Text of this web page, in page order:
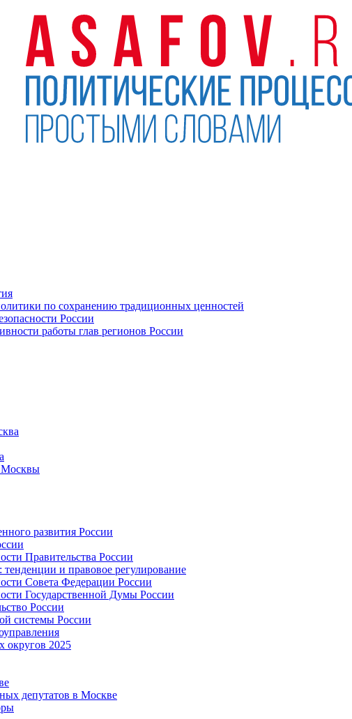
по сохранению традиционных ценностей
России
работы глав регионов России
Москвы
развития России
Правительства России
и правовое регулирование
Совета Федерации России
Государственной Думы России
России
системы России
округов 2025
депутатов в Москве